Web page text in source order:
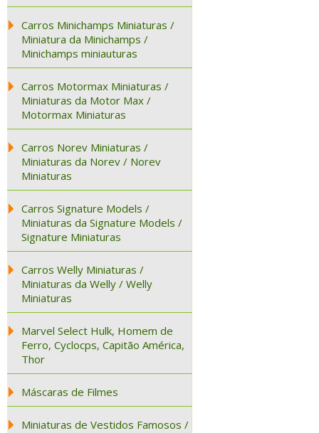
Carros Minichamps Miniaturas /
Miniatura da Minichamps /
Minichamps miniauturas
Carros Motormax Miniaturas /
Miniaturas da Motor Max /
Motormax Miniaturas
Carros Norev Miniaturas /
Miniaturas da Norev / Norev
Miniaturas
Carros Signature Models /
Miniaturas da Signature Models /
Signature Miniaturas
Carros Welly Miniaturas /
Miniaturas da Welly / Welly
Miniaturas
Marvel Select Hulk, Homem de
Ferro, Cyclocps, Capitão América,
Thor
Máscaras de Filmes
Miniaturas de Vestidos Famosos /